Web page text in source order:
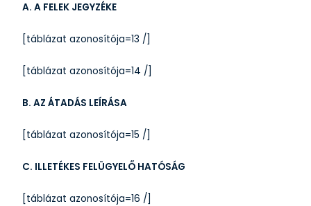
A. A FELEK JEGYZÉKE
[táblázat azonosítója=13 /]
[táblázat azonosítója=14 /]
B. AZ ÁTADÁS LEÍRÁSA
[táblázat azonosítója=15 /]
C. ILLETÉKES FELÜGYELŐ HATÓSÁG
[táblázat azonosítója=16 /]